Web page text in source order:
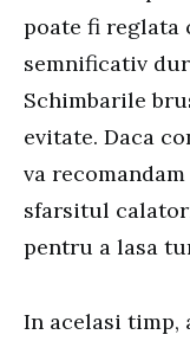
poate fi reglata
semnificativ
Schimbarile
evitate. Daca
va
sfarsitul
pentru a lasa
In acelasi timp,